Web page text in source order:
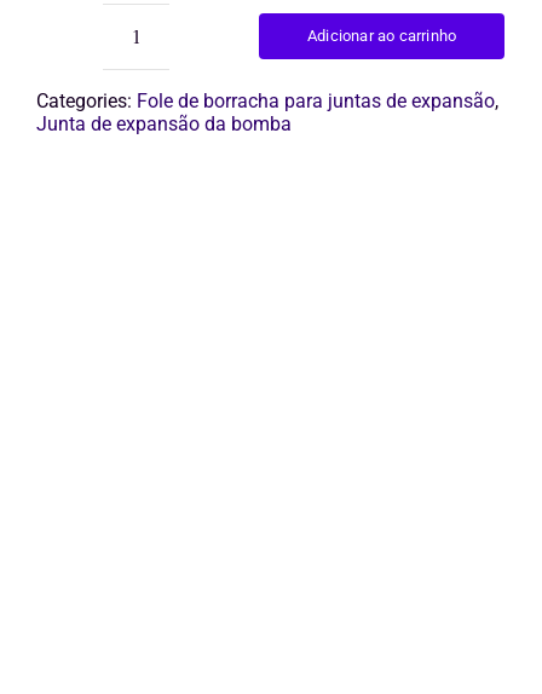
junta
de
expansão
de
Adicionar ao carrinho
Categories: Fole de borracha para juntas de expansão,
Junta de expansão da bomba